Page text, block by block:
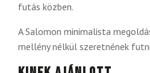
futás közben.
A Salomon minimalista
mellény nélkül szeretnének